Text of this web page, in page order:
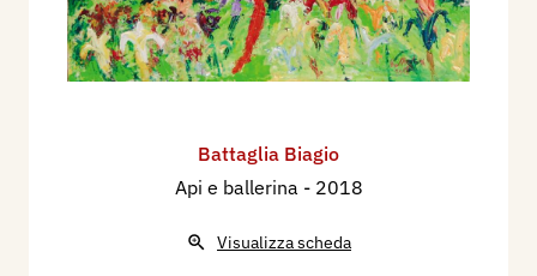
Battaglia Biagio
Api e ballerina - 2018
Visualizza scheda